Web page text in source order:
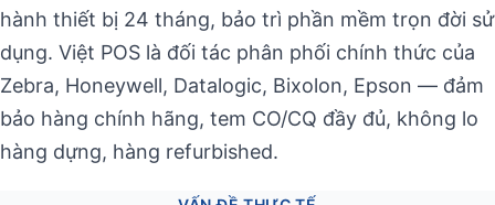
hành thiết bị 24 tháng, bảo trì phần mềm trọn đời sử
dụng. Việt POS là đối tác phân phối chính thức của
Zebra, Honeywell, Datalogic, Bixolon, Epson — đảm
bảo hàng chính hãng, tem CO/CQ đầy đủ, không lo
hàng dựng, hàng refurbished.